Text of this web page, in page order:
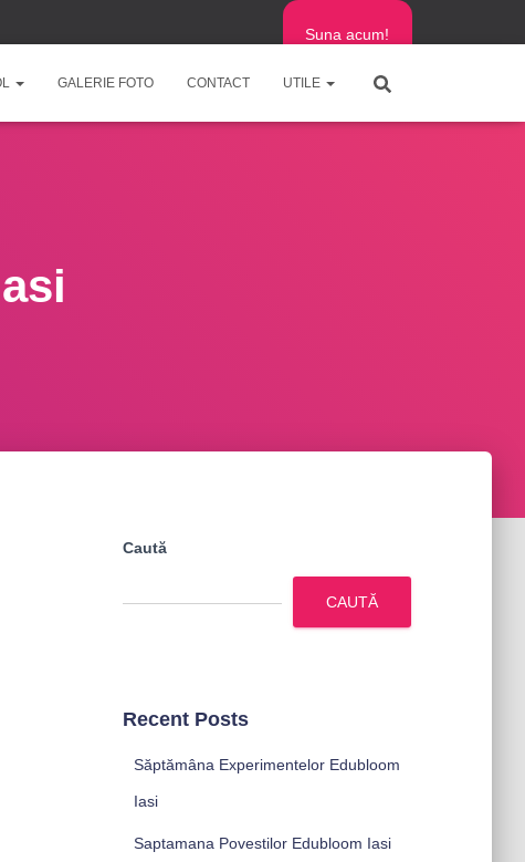
Suna acum!
GALERIE FOTO CONTACT UTILE
Caută
CAUTĂ
Recent Posts
Săptămâna Experimentelor Edubloom
Iasi
Saptamana Povestilor Edubloom Iasi